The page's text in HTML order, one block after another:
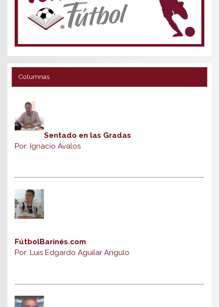
Columnas
Sentado en las Gradas
Por: Ignacio Ávalos
FútbolBarinés.com
Por: Luis Edgardo Aguilar Angulo